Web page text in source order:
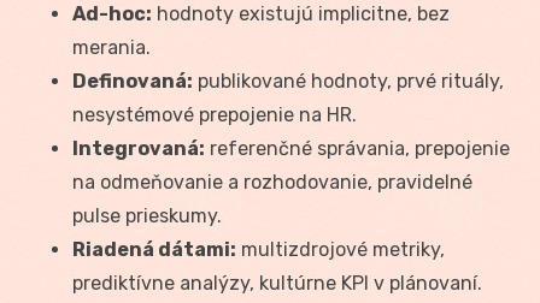
Ad-hoc: hodnoty existujú implicitne, bez
merania.
Definovaná: publikované hodnoty, prvé rituály,
nesystémové prepojenie na HR.
Integrovaná: referenčné správania, prepojenie
na odmeňovanie a rozhodovanie, pravidelné
pulse prieskumy.
Riadená dátami: multizdrojové metriky,
prediktívne analýzy, kultúrne KPI v plánovaní.